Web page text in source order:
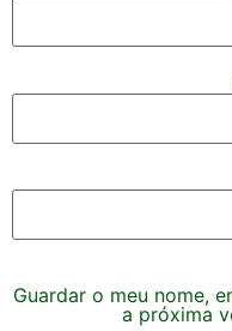
Guardar o meu nome,
a próxima